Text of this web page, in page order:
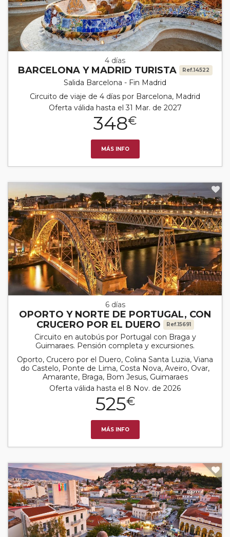
4 días
BARCELONA Y MADRID TURISTA Ref.14522
Salida Barcelona - Fin Madrid
Circuito de viaje de 4 días por Barcelona, Madrid
Oferta válida hasta el 31 Mar. de 2027
348€
MÁS INFO
6 días
OPORTO Y NORTE DE PORTUGAL, CON
CRUCERO POR EL DUERO
Ref.15691
Circuito en autobús por Portugal con Braga y
Guimaraes. Pensión completa y excursiones.
Oporto, Crucero por el Duero, Colina Santa Luzia, Viana
do Castelo, Ponte de Lima, Costa Nova, Aveiro, Ovar,
Amarante, Braga, Bom Jesus, Guimaraes
Oferta válida hasta el 8 Nov. de 2026
525€
MÁS INFO